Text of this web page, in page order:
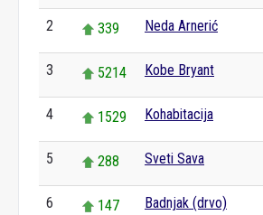
2 339 Neda Arnerić
3 5214 Kobe Bryant
4 1529 Kohabitacija
5 288 Sveti Sava
6 147 Badnjak (drvo)